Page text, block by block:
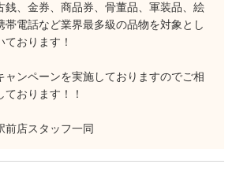
銭、金券、商品券、骨董品、軍装品、絵
帯電話など業界最多級の品物を対象とし
おります！
ャンペーンを実施しておりますのでご相
おります！！
前店スタッフ一同